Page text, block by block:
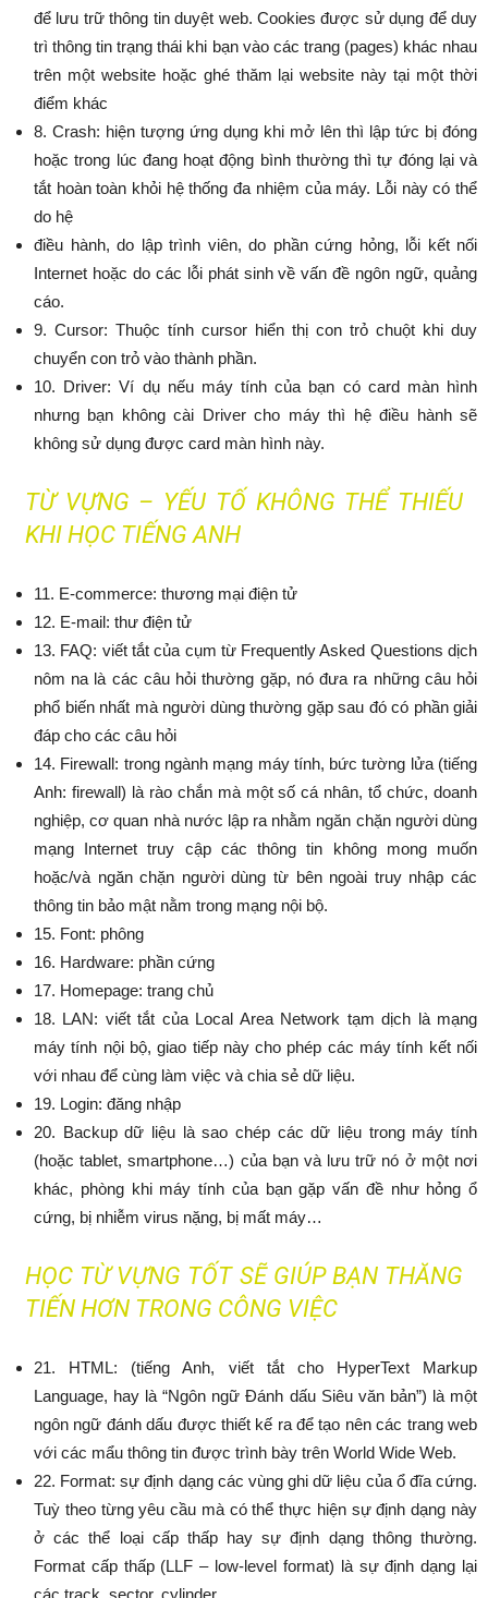
để lưu trữ thông tin duyệt web. Cookies được sử dụng để duy
trì thông tin trạng thái khi bạn vào các trang (pages) khác nhau
trên một website hoặc ghé thăm lại website này tại một thời
điểm khác
8. Crash: hiện tượng ứng dụng khi mở lên thì lập tức bị đóng
hoặc trong lúc đang hoạt động bình thường thì tự đóng lại và
tắt hoàn toàn khỏi hệ thống đa nhiệm của máy. Lỗi này có thể
do hệ
điều hành, do lập trình viên, do phần cứng hỏng, lỗi kết nối
Internet hoặc do các lỗi phát sinh về vấn đề ngôn ngữ, quảng
cáo.
9. Cursor: Thuộc tính cursor hiển thị con trỏ chuột khi duy
chuyển con trỏ vào thành phần.
10. Driver: Ví dụ nếu máy tính của bạn có card màn hình
nhưng bạn không cài Driver cho máy thì hệ điều hành sẽ
không sử dụng được card màn hình này.
TỪ VỰNG – YẾU TỐ KHÔNG THỂ THIẾU
KHI HỌC TIẾNG ANH
11. E-commerce: thương mại điện tử
12. E-mail: thư điện tử
13. FAQ: viết tắt của cụm từ Frequently Asked Questions dịch
nôm na là các câu hỏi thường gặp, nó đưa ra những câu hỏi
phổ biến nhất mà người dùng thường gặp sau đó có phần giải
đáp cho các câu hỏi
14. Firewall: trong ngành mạng máy tính, bức tường lửa (tiếng
Anh: firewall) là rào chắn mà một số cá nhân, tổ chức, doanh
nghiệp, cơ quan nhà nước lập ra nhằm ngăn chặn người dùng
mạng Internet truy cập các thông tin không mong muốn
hoặc/và ngăn chặn người dùng từ bên ngoài truy nhập các
thông tin bảo mật nằm trong mạng nội bộ.
15. Font: phông
16. Hardware: phần cứng
17. Homepage: trang chủ
18. LAN: viết tắt của Local Area Network tạm dịch là mạng
máy tính nội bộ, giao tiếp này cho phép các máy tính kết nối
với nhau để cùng làm việc và chia sẻ dữ liệu.
19. Login: đăng nhập
20. Backup dữ liệu là sao chép các dữ liệu trong máy tính
(hoặc tablet, smartphone…) của bạn và lưu trữ nó ở một nơi
khác, phòng khi máy tính của bạn gặp vấn đề như hỏng ổ
cứng, bị nhiễm virus nặng, bị mất máy…
HỌC TỪ VỰNG TỐT SẼ GIÚP BẠN THĂNG
TIẾN HƠN TRONG CÔNG VIỆC
21. HTML: (tiếng Anh, viết tắt cho HyperText Markup
Language, hay là “Ngôn ngữ Đánh dấu Siêu văn bản”) là một
ngôn ngữ đánh dấu được thiết kế ra để tạo nên các trang web
với các mẩu thông tin được trình bày trên World Wide Web.
22. Format: sự định dạng các vùng ghi dữ liệu của ổ đĩa cứng.
Tuỳ theo từng yêu cầu mà có thể thực hiện sự định dạng này
ở các thể loại cấp thấp hay sự định dạng thông thường.
Format cấp thấp (LLF – low-level format) là sự định dạng lại
các track, sector, cylinder.